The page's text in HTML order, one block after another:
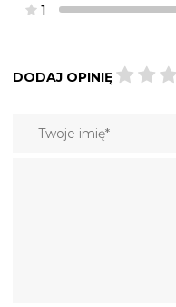
1
DODAJ OPINIĘ